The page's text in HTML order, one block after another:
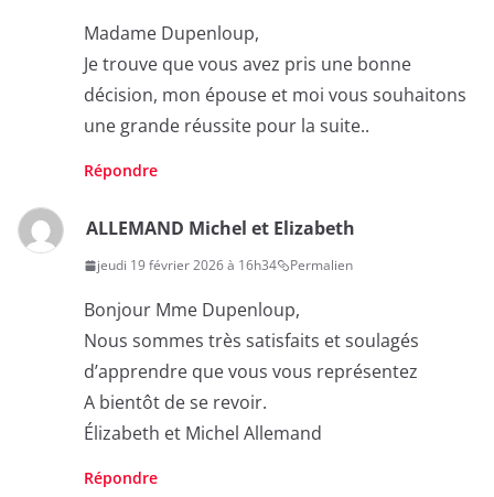
Madame Dupenloup,
Je trouve que vous avez pris une bonne
décision, mon épouse et moi vous souhaitons
une grande réussite pour la suite..
Répondre
ALLEMAND Michel et Elizabeth
jeudi 19 février 2026 à 16h34 Permalien
Bonjour Mme Dupenloup,
Nous sommes très satisfaits et soulagés
d’apprendre que vous vous représentez
A bientôt de se revoir.
Élizabeth et Michel Allemand
Répondre